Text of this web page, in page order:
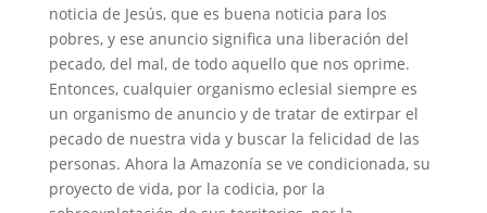
noticia de Jesús, que es buena noticia para los
pobres, y ese anuncio significa una liberación del
pecado, del mal, de todo aquello que nos oprime.
Entonces, cualquier organismo eclesial siempre es
un organismo de anuncio y de tratar de extirpar el
pecado de nuestra vida y buscar la felicidad de las
personas. Ahora la Amazonía se ve condicionada, su
proyecto de vida, por la codicia, por la